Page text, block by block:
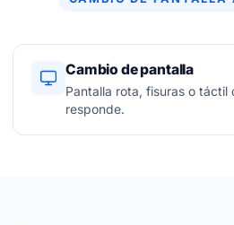
Cambio de pantalla
Pantalla rota, fisuras o táctil
responde.